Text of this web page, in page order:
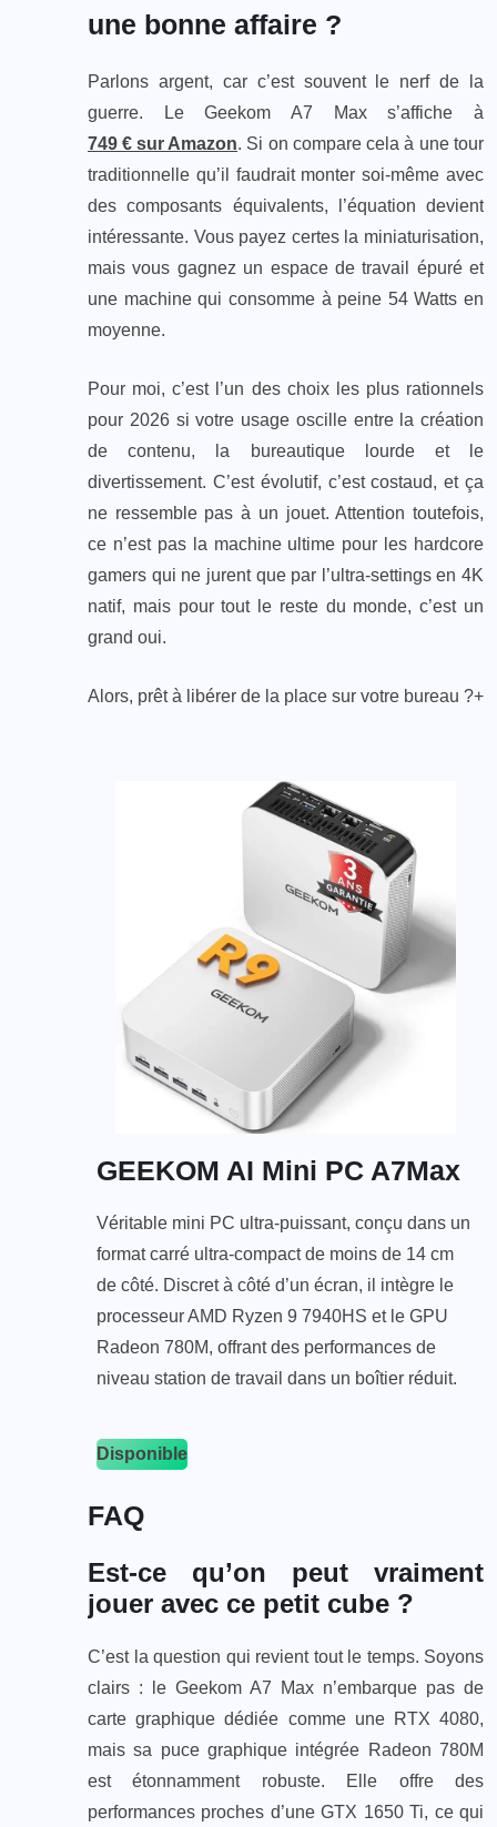
une bonne affaire ?
Parlons argent, car c’est souvent le nerf de la
guerre. Le Geekom A7 Max s’affiche à
749 € sur Amazon. Si on compare cela à une tour
traditionnelle qu’il faudrait monter soi-même avec
des composants équivalents, l’équation devient
intéressante. Vous payez certes la miniaturisation,
mais vous gagnez un espace de travail épuré et
une machine qui consomme à peine 54 Watts en
moyenne.
Pour moi, c’est l’un des choix les plus rationnels
pour 2026 si votre usage oscille entre la création
de contenu, la bureautique lourde et le
divertissement. C’est évolutif, c’est costaud, et ça
ne ressemble pas à un jouet. Attention toutefois,
ce n’est pas la machine ultime pour les hardcore
gamers qui ne jurent que par l’ultra-settings en 4K
natif, mais pour tout le reste du monde, c’est un
grand oui.
Alors, prêt à libérer de la place sur votre bureau ?+
GEEKOM AI Mini PC A7Max
Véritable mini PC ultra-puissant, conçu dans un
format carré ultra-compact de moins de 14 cm
de côté. Discret à côté d’un écran, il intègre le
processeur AMD Ryzen 9 7940HS et le GPU
Radeon 780M, offrant des performances de
niveau station de travail dans un boîtier réduit.
Disponible
FAQ
Est-ce qu’on peut vraiment
jouer avec ce petit cube ?
C’est la question qui revient tout le temps. Soyons
clairs : le Geekom A7 Max n’embarque pas de
carte graphique dédiée comme une RTX 4080,
mais sa puce graphique intégrée Radeon 780M
est étonnamment robuste. Elle offre des
performances proches d’une GTX 1650 Ti, ce qui